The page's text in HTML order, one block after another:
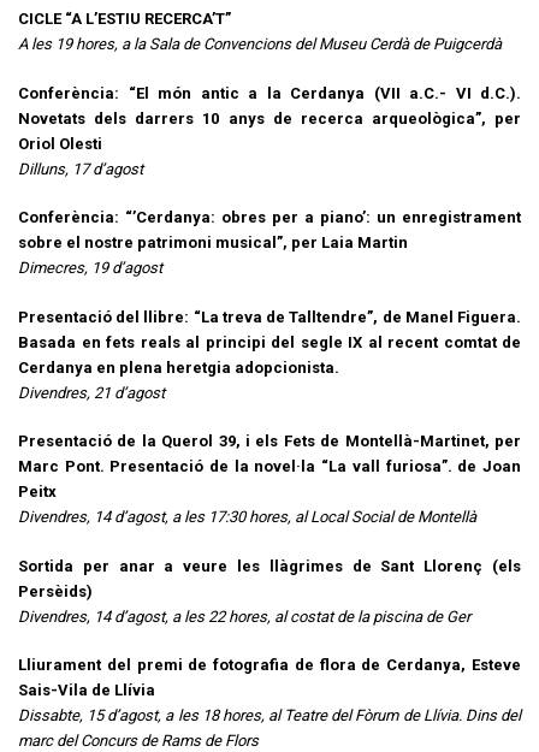
CICLE “A L’ESTIU RECERCA’T”
A les 19 hores, a la Sala de Convencions del Museu Cerdà de Puigcerdà
Conferència: “El món antic a la Cerdanya (VII a.C.- VI d.C.).
Novetats dels darrers 10 anys de recerca arqueològica”, per
Oriol Olesti
Dilluns, 17 d’agost
Conferència: “’Cerdanya: obres per a piano’: un enregistrament
sobre el nostre patrimoni musical”, per Laia Martin
Dimecres, 19 d’agost
Presentació del llibre: “La treva de Talltendre”, de Manel Figuera.
Basada en fets reals al principi del segle IX al recent comtat de
Cerdanya en plena heretgia adopcionista.
Divendres, 21 d’agost
Presentació de la Querol 39, i els Fets de Montellà-Martinet, per
Marc Pont. Presentació de la novel·la “La vall furiosa”. de Joan
Peitx
Divendres, 14 d’agost, a les 17:30 hores, al Local Social de Montellà
Sortida per anar a veure les llàgrimes de Sant Llorenç (els
Persèids)
Divendres, 14 d’agost, a les 22 hores, al costat de la piscina de Ger
Lliurament del premi de fotografia de flora de Cerdanya, Esteve
Sais-Vila de Llívia
Dissabte, 15 d’agost, a les 18 hores, al Teatre del Fòrum de Llívia. Dins del
marc del Concurs de Rams de Flors